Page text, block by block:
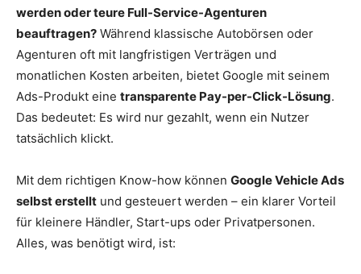
werden oder teure Full-Service-Agenturen
beauftragen? Während klassische Autobörsen oder
Agenturen oft mit langfristigen Verträgen und
monatlichen Kosten arbeiten, bietet Google mit seinem
Ads-Produkt eine transparente Pay-per-Click-Lösung.
Das bedeutet: Es wird nur gezahlt, wenn ein Nutzer
tatsächlich klickt.
Mit dem richtigen Know-how können Google Vehicle Ads
selbst erstellt und gesteuert werden – ein klarer Vorteil
für kleinere Händler, Start-ups oder Privatpersonen.
Alles, was benötigt wird, ist: